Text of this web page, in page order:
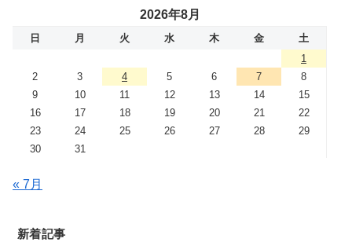
2026年8月
日 月 火 水 木 金
土
1
2
3 4 5 6 7
8
9
10 11 12 13 14
15
16
17 18 19 20 21
22
23
24 25 26 27 28
29
30
31
« 7月
新着記事